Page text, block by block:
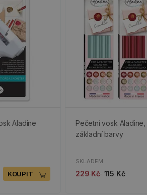
Aladine
KOUPIT
Pečetní vosk
základní barvy
SKLADEM
229 Kč 115 Kč